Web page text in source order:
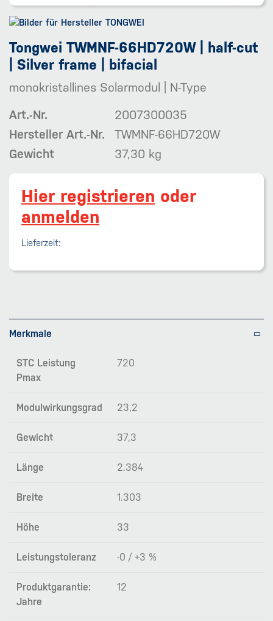
Tongwei TWMNF-66HD720W | half-cut
| Silver frame | bifacial
monokristallines Solarmodul | N-Type
Art.-Nr.
2007300035
Hersteller Art.-Nr.
TWMNF-66HD720W
Gewicht
37,30 kg
Hier registrieren oder
anmelden
Lieferzeit:
Merkmale
STC Leistung
Pmax
720
Modulwirkungsgrad 23,2
Gewicht 37,3
Länge 2.384
Breite 1.303
Höhe 33
Leistungstoleranz -0 / +3 %
Produktgarantie:
Jahre
12